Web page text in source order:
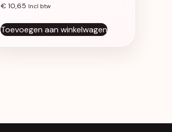
€10,65 Incl btw
Toevoegen aan winkelwagen